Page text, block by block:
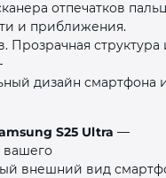
отпечатков
и приближения.
Прозрачная
дизайн смартфона
S25 Ultra —
вашего
внешний вид